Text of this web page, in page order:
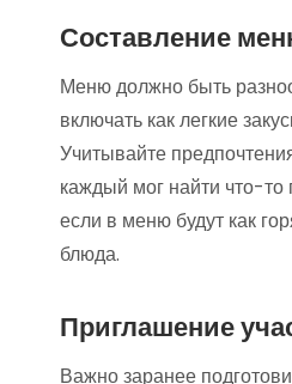
Составление
Меню должно быть
включать как легкие
Учитывайте
каждый мог найти что-то
если в меню будут как
блюда.
Приглашение
Важно заранее